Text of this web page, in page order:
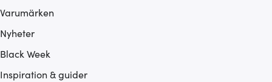
Varumärken
Nyheter
Black Week
Inspiration & guider